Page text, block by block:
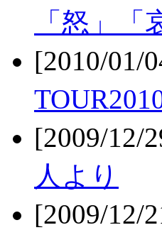
「怒」
[2010/01/
[2009/12/
人より
[2009/12/